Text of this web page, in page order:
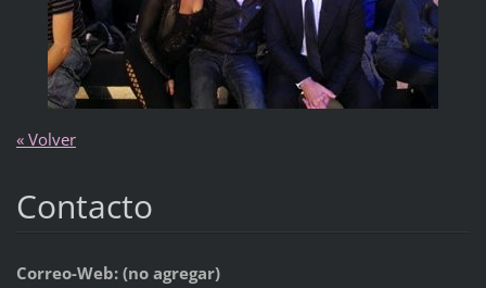
« Volver
Contacto
Correo-Web: (no agregar)